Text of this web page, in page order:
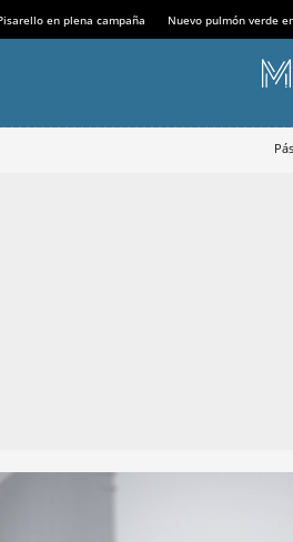
en plena campaña Nuevo pulmón verde